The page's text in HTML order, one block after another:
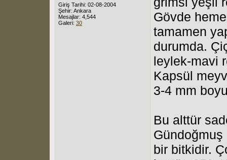
Giriş Tarihi: 02-08-2004
Şehir: Ankara
Mesajlar: 4,544
Galeri: 30
Gövde
tamamen
durumda.
leylek-mavi
Kapsül
3-4 mm
Bu alttür
Gündoğmuş
bir bitkidir.